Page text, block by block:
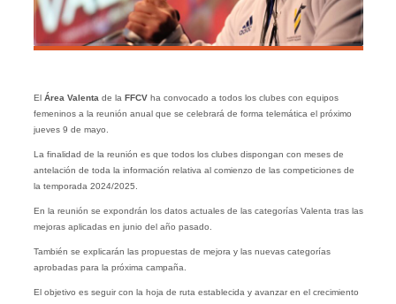
El Área Valenta de la FFCVha convocado a todos los clubes con equipos
femeninos a la reunión anual que se celebrará de forma telemática el próximo
jueves 9 de mayo.
La finalidad de la reunión es que todos los clubes dispongan con meses de
antelación de toda la información relativa al comienzo de las competiciones de
la temporada 2024/2025.
En la reunión se expondrán los datos actuales de las categorías Valenta tras las
mejoras aplicadas en junio del año pasado.
También se explicarán las propuestas de mejora y las nuevas categorías
aprobadas para la próxima campaña.
El objetivo es seguir con la hoja de ruta establecida y avanzar en el crecimiento